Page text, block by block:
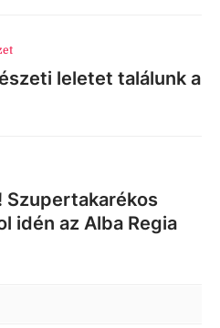
leletet találunk a
Szupertakarékos
idén az Alba Regia